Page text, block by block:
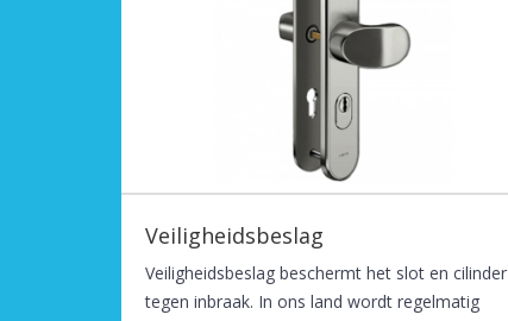
Veiligheidsbeslag
Veiligheidsbeslag beschermt het slot en cilinder
tegen inbraak. In ons land wordt regelmatig